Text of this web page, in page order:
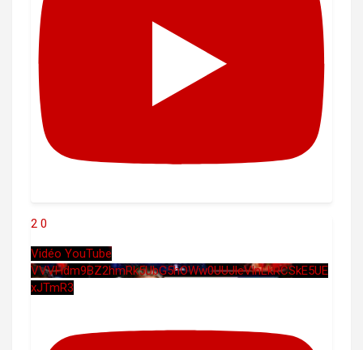
2 0
Vidéo YouTube
VVVHdm9BZ2hmRk5UbG5hOWw0UUJleVlnLkRCSkE5UE
xJTmR3